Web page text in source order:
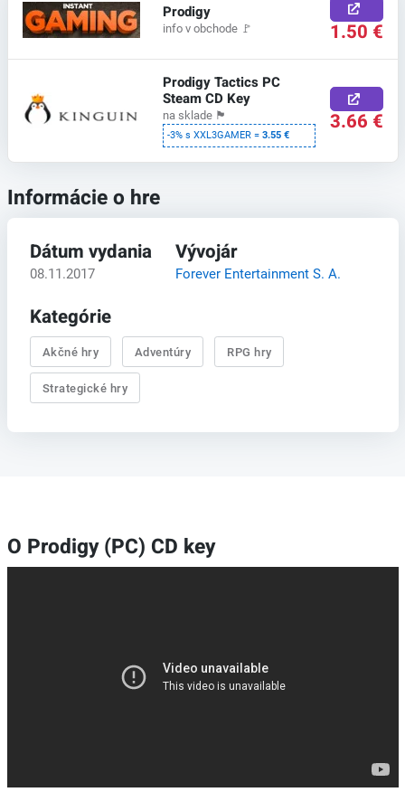
Prodigy
info v obchode 🚩 1.50 €
Prodigy Tactics PC
Steam CD Key
na sklade 🏴
-3% s XXL3GAMER =3.55 € 3.66 €
Informácie o hre
Dátum vydania
08.11.2017
Vývojár
Forever Entertainment S. A.
Kategórie
Akčné hry Adventúry RPG hry
Strategické hry
O Prodigy (PC) CD key